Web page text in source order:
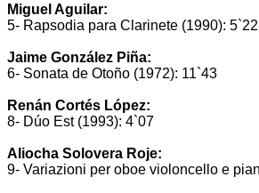
Miguel Aguilar:
5- Rapsodia para Clarinete (1990): 5`22
Jaime González Piña:
6- Sonata de Otoño (1972): 11`43
Renán Cortés López:
8- Dúo Est (1993): 4`07
Aliocha Solovera Roje:
9- Variazioni per oboe violoncello e